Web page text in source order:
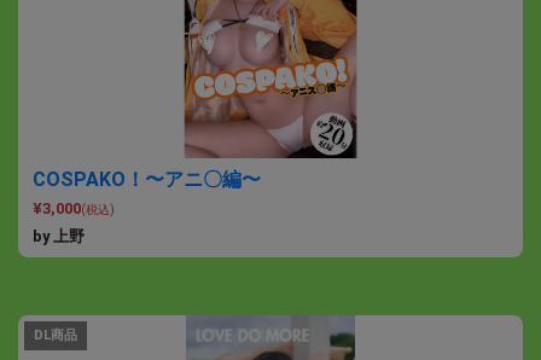
COSPAKO！〜アニ〇編〜
¥3,000(税込)
by 上野
DL商品